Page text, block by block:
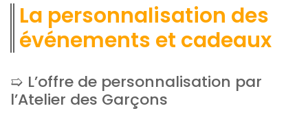
La personnalisation des
événements et cadeaux
L’offre de personnalisation par
l’Atelier des Garçons